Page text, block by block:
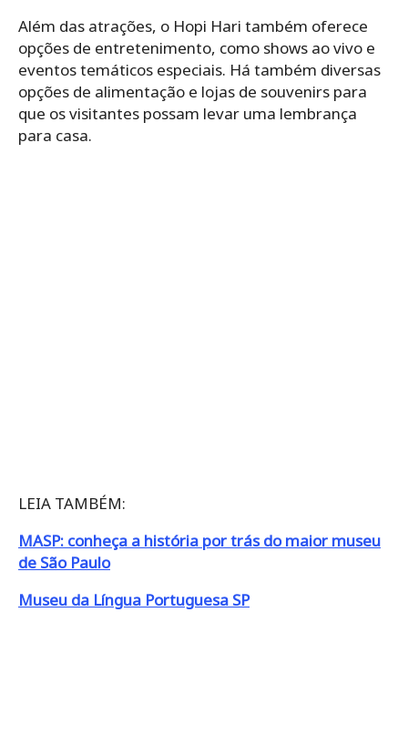
Além das atrações, o Hopi Hari também oferece
opções de entretenimento, como shows ao vivo e
eventos temáticos especiais. Há também diversas
opções de alimentação e lojas de souvenirs para
que os visitantes possam levar uma lembrança
para casa.
LEIA TAMBÉM:
MASP: conheça a história por trás do maior museu
de São Paulo
Museu da Língua Portuguesa SP